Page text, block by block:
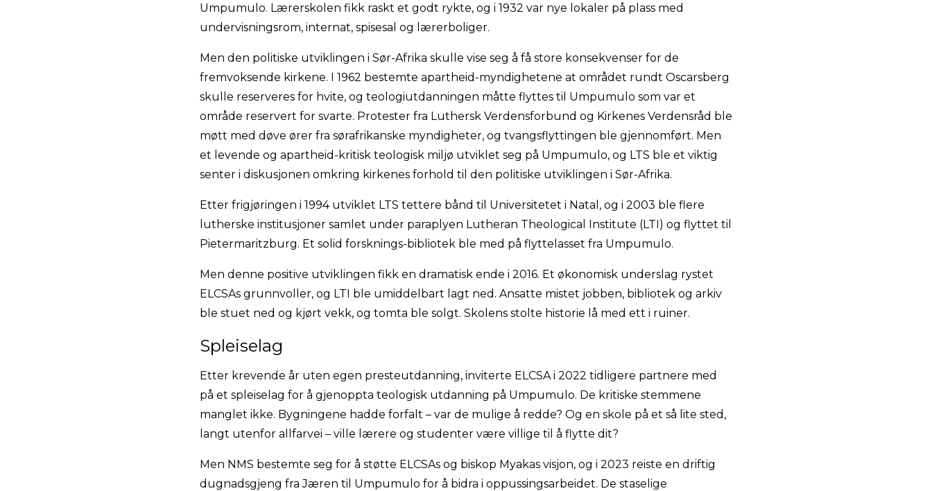
Umpumulo. Lærerskolen fikk raskt et godt rykte, og i 1932 var nye lokaler på plass med
undervisningsrom, internat, spisesal og lærerboliger.
Men den politiske utviklingen i Sør-Afrika skulle vise seg å få store konsekvenser for de
fremvoksende kirkene. I 1962 bestemte apartheid-myndighetene at området rundt Oscarsberg
skulle reserveres for hvite, og teologiutdanningen måtte flyttes til Umpumulo som var et
område reservert for svarte. Protester fra Luthersk Verdensforbund og Kirkenes Verdensråd ble
møtt med døve ører fra sørafrikanske myndigheter, og tvangsflyttingen ble gjennomført. Men
et levende og apartheid-kritisk teologisk miljø utviklet seg på Umpumulo, og LTS ble et viktig
senter i diskusjonen omkring kirkenes forhold til den politiske utviklingen i Sør-Afrika.
Etter frigjøringen i 1994 utviklet LTS tettere bånd til Universitetet i Natal, og i 2003 ble flere
lutherske institusjoner samlet under paraplyen Lutheran Theological Institute (LTI) og flyttet til
Pietermaritzburg. Et solid forsknings-bibliotek ble med på flyttelasset fra Umpumulo.
Men denne positive utviklingen fikk en dramatisk ende i 2016. Et økonomisk underslag rystet
ELCSAs grunnvoller, og LTI ble umiddelbart lagt ned. Ansatte mistet jobben, bibliotek og arkiv
ble stuet ned og kjørt vekk, og tomta ble solgt. Skolens stolte historie lå med ett i ruiner.
Spleiselag
Etter krevende år uten egen presteutdanning, inviterte ELCSA i 2022 tidligere partnere med
på et spleiselag for å gjenoppta teologisk utdanning på Umpumulo. De kritiske stemmene
manglet ikke. Bygningene hadde forfalt – var de mulige å redde? Og en skole på et så lite sted,
langt utenfor allfarvei – ville lærere og studenter være villige til å flytte dit?
Men NMS bestemte seg for å støtte ELCSAs og biskop Myakas visjon, og i 2023 reiste en driftig
dugnadsgjeng fra Jæren til Umpumulo for å bidra i oppussingsarbeidet. De staselige